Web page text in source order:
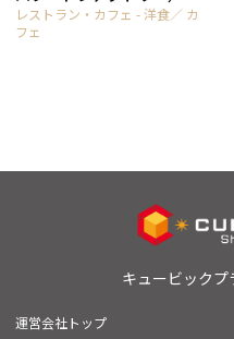
レストラン・カフェ - 洋食／ カ
フェ
キュービック
運営会社トップ